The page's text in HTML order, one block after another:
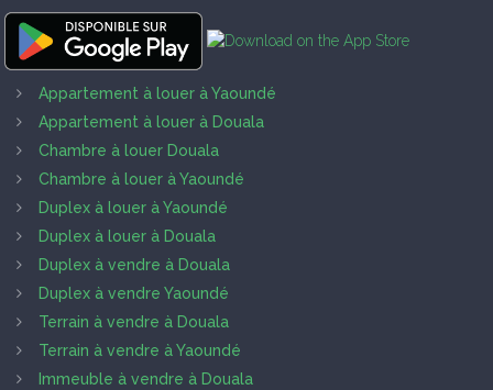
Appartement à louer à Yaoundé
Appartement à louer à Douala
Chambre à louer Douala
Chambre à louer à Yaoundé
Duplex à louer à Yaoundé
Duplex à louer à Douala
Duplex à vendre à Douala
Duplex à vendre Yaoundé
Terrain à vendre à Douala
Terrain à vendre à Yaoundé
Immeuble à vendre à Douala